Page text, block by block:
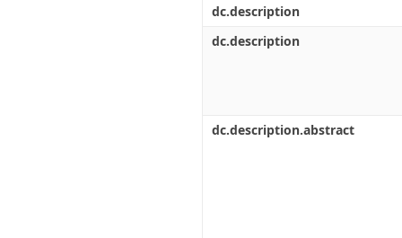
dc.description
dc.description
dc.description.abstract